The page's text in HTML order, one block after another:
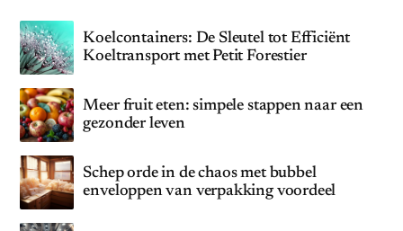
Koelcontainers: De Sleutel tot Efficiënt
Koeltransport met Petit Forestier
Meer fruit eten: simpele stappen naar een
gezonder leven
Schep orde in de chaos met bubbel
enveloppen van verpakking voordeel